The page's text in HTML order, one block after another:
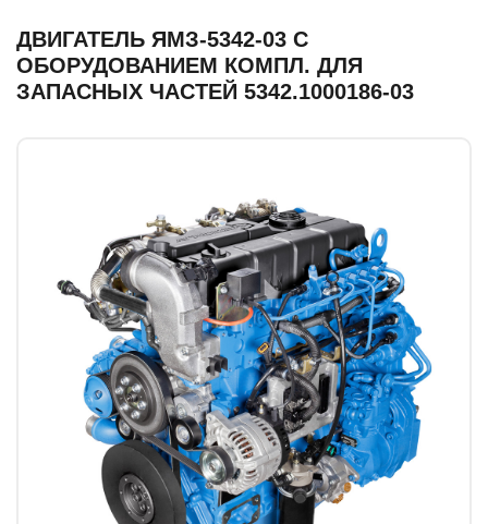
ДВИГАТЕЛЬ ЯМЗ-5342-03 С
ОБОРУДОВАНИЕМ КОМПЛ. ДЛЯ
ЗАПАСНЫХ ЧАСТЕЙ 5342.1000186-03